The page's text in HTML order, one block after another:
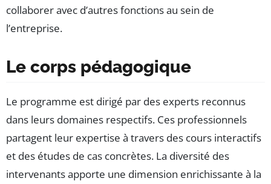
collaborer avec d’autres fonctions au sein de
l’entreprise.
Le corps pédagogique
Le programme est dirigé par des experts reconnus
dans leurs domaines respectifs. Ces professionnels
partagent leur expertise à travers des cours interactifs
et des études de cas concrètes. La diversité des
intervenants apporte une dimension enrichissante à la